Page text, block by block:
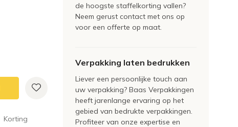
Korting
de hoogste staffelkorting vallen?
Neem gerust contact met ons op
voor een offerte op maat.
Verpakking laten bedrukken
Liever een persoonlijke touch aan
uw verpakking? Baas Verpakkingen
heeft jarenlange ervaring op het
gebied van bedrukte verpakkingen.
Profiteer van onze expertise en